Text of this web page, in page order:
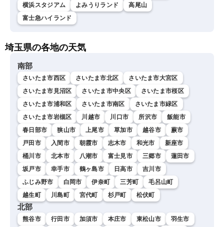
横浜スタジアム
よみうりランド
高尾山
富士急ハイランド
埼玉県の各地の天気
南部
さいたま市西区 さいたま市北区
さいたま市大宮区
さいたま市見沼区
さいたま市中央区
さいたま市桜区
さいたま市浦和区
さいたま市南区
さいたま市緑区
さいたま市岩槻区
川越市 川口市 所沢市
飯能市
春日部市
狭山市 上尾市 草加市 越谷市
蕨市
戸田市
入間市 朝霞市 志木市 和光市
新座市
桶川市
北本市 八潮市 富士見市 三郷市
蓮田市
坂戸市
幸手市 鶴ヶ島市 日高市
吉川市
ふじみ野市
白岡市 伊奈町 三芳町
毛呂山町
越生町
川島町 宮代町 杉戸町 松伏町
北部
熊谷市 行田市 加須市 本庄市 東松山市 羽生市